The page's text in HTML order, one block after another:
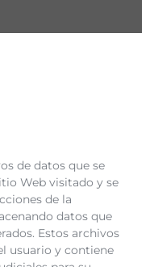
de datos que se
Web visitado y se
de la
datos que
Estos archivos
usuario y contiene